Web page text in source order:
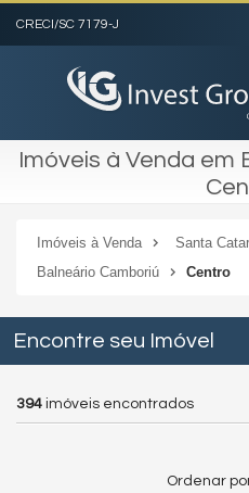
CRECI/SC 7179-J
Imóveis à Venda em
Imóveis à Venda
Santa
Balneário Camboriú
Centro
Encontre seu Imóvel
394 imóveis encontrados
Ordenar